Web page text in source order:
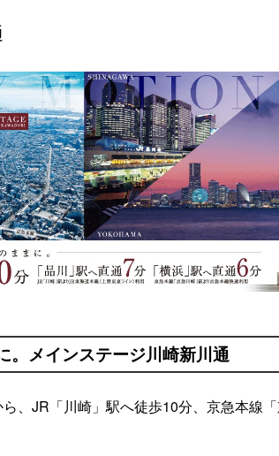
。メインステージ川崎新川通
ら、JR「川崎」駅へ徒歩10分、京急本線